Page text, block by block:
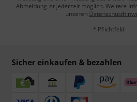
Abmeldung ist jederzeit möglich. Weitere
unseren
* Pflichtfeld
Sicher einkaufen & bezahlen